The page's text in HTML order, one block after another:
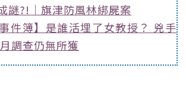
謎?!｜旗津防風林綁屍案
事件簿】是誰活埋了女教授？ 兇手
調查仍無所獲